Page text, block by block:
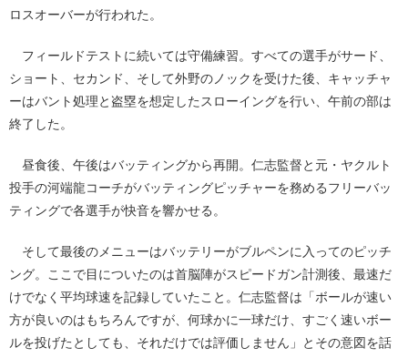
ロスオーバーが行われた。
フィールドテストに続いては守備練習。すべての選手がサード、
ショート、セカンド、そして外野のノックを受けた後、キャッチャ
ーはバント処理と盗塁を想定したスローイングを行い、午前の部は
終了した。
昼食後、午後はバッティングから再開。仁志監督と元・ヤクルト
投手の河端龍コーチがバッティングピッチャーを務めるフリーバッ
ティングで各選手が快音を響かせる。
そして最後のメニューはバッテリーがブルペンに入ってのピッチ
ング。ここで目についたのは首脳陣がスピードガン計測後、最速だ
けでなく平均球速を記録していたこと。仁志監督は「ボールが速い
方が良いのはもちろんですが、何球かに一球だけ、すごく速いボー
ルを投げたとしても、それだけでは評価しません」とその意図を話